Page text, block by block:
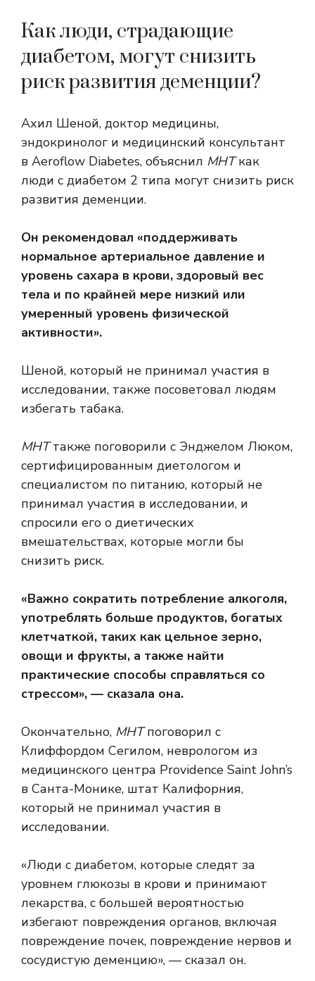
Как люди, страдающие
диабетом, могут снизить
риск развития деменции?
Ахил Шеной, доктор медицины,
эндокринолог и медицинский консультант
в Aeroflow Diabetes, объяснил МНТкак
люди с диабетом 2 типа могут снизить риск
развития деменции.
Он рекомендовал «поддерживать
нормальное артериальное давление и
уровень сахара в крови, здоровый вес
тела и по крайней мере низкий или
умеренный уровень физической
активности».
Шеной, который не принимал участия в
исследовании, также посоветовал людям
избегать табака.
МНТтакже поговорили с Энджелом Люком,
сертифицированным диетологом и
специалистом по питанию, который не
принимал участия в исследовании, и
спросили его о диетических
вмешательствах, которые могли бы
снизить риск.
«Важно сократить потребление алкоголя,
употреблять больше продуктов, богатых
клетчаткой, таких как цельное зерно,
овощи и фрукты, а также найти
практические способы справляться со
стрессом», — сказала она.
Окончательно, МНТпоговорил с
Клиффордом Сегилом, неврологом из
медицинского центра Providence Saint John’s
в Санта-Монике, штат Калифорния,
который не принимал участия в
исследовании.
«Люди с диабетом, которые следят за
уровнем глюкозы в крови и принимают
лекарства, с большей вероятностью
избегают повреждения органов, включая
повреждение почек, повреждение нервов и
сосудистую деменцию», — сказал он.